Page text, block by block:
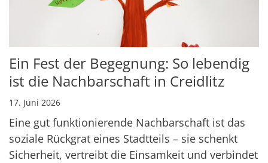
Ein Fest der Begegnung: So lebendig
ist die Nachbarschaft in Creidlitz
17. Juni 2026
Eine gut funktionierende Nachbarschaft ist das
soziale Rückgrat eines Stadtteils – sie schenkt
Sicherheit, vertreibt die Einsamkeit und verbindet